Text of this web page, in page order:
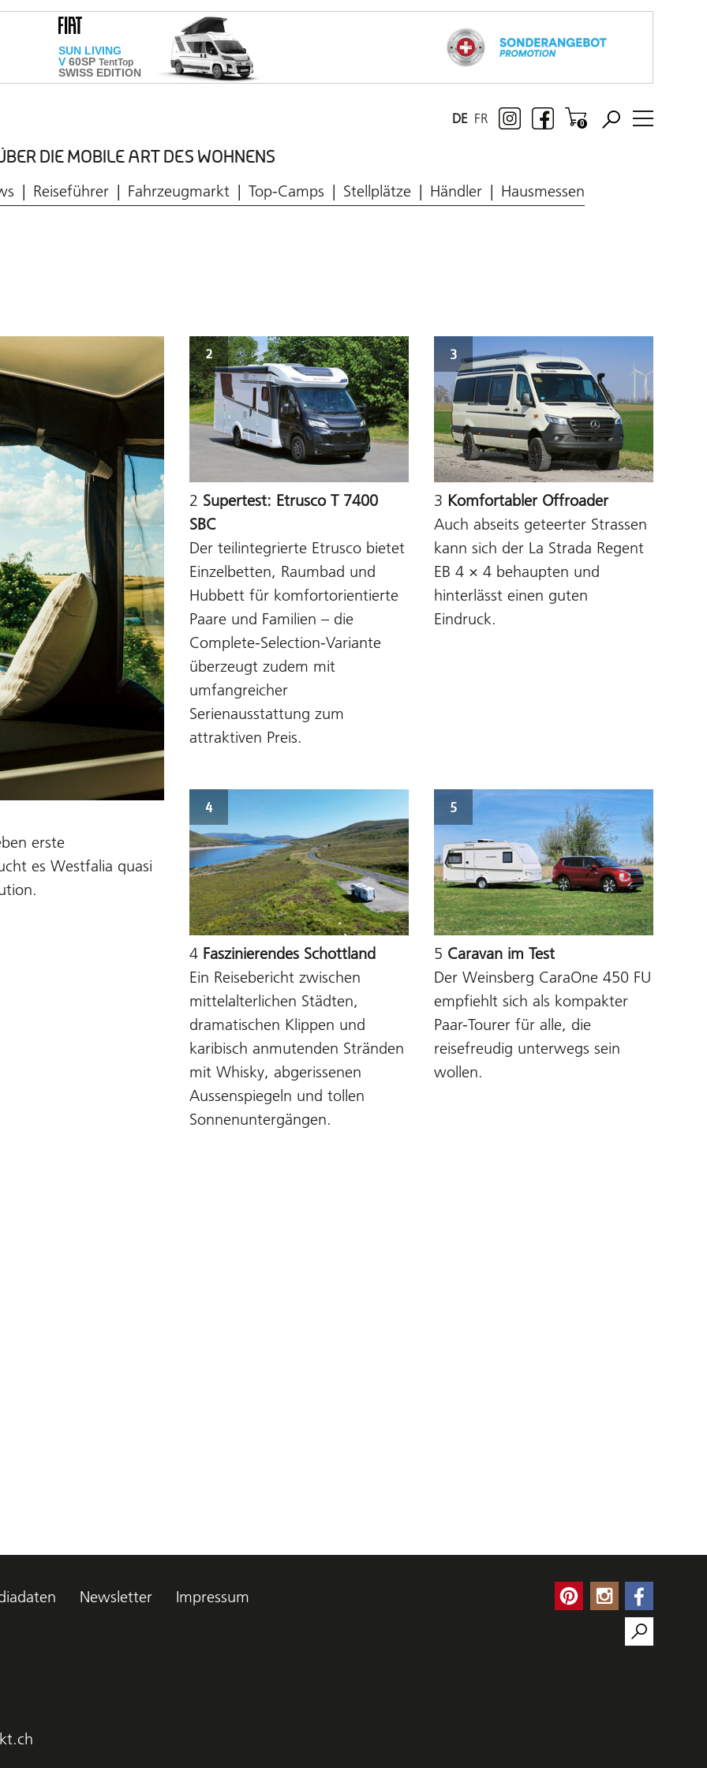
DIE MOBILE ART DES WOHNENS
FR
DE
Reiseführer Fahrzeugmarkt Top-Camps Stellplätze Händler Hausmessen
erste
es Westfalia quasi
2
2 Supertest: Etrusco T 7400
SBC
Der teilintegrierte Etrusco bietet
Einzelbetten, Raumbad und
Hubbett für komfortorientierte
Paare und Familien – die
Complete-Selection-Variante
überzeugt zudem mit
umfangreicher
Serienausstattung zum
attraktiven Preis.
3
3 Komfortabler Offroader
Auch abseits geteerter Strassen
kann sich der La Strada Regent
EB 4 × 4 behaupten und
hinterlässt einen guten
Eindruck.
4
4 Faszinierendes Schottland
Ein Reisebericht zwischen
mittelalterlichen Städten,
dramatischen Klippen und
karibisch anmutenden Stränden
mit Whisky, abgerissenen
Aussenspiegeln und tollen
Sonnenuntergängen.
5
5 Caravan im Test
Der Weinsberg CaraOne 450 FU
empfiehlt sich als kompakter
Paar-Tourer für alle, die
reisefreudig unterwegs sein
wollen.
Newsletter Impressum